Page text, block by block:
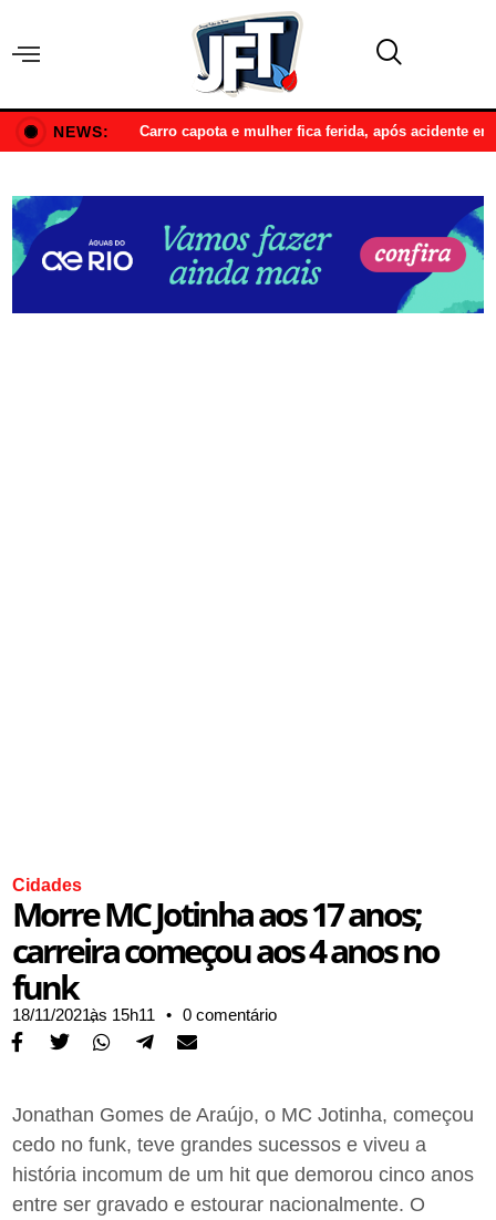
NEWS: Carro capota e mulher fica ferida, após acidente
Cidades
Morre MC Jotinha aos 17 anos;
carreira começou aos 4 anos no
funk
18/11/2021,às 15h11 • 0 comentário
Jonathan Gomes de Araújo, o MC Jotinha, começou
cedo no funk, teve grandes sucessos e viveu a
história incomum de um hit que demorou cinco anos
entre ser gravado e estourar nacionalmente. O